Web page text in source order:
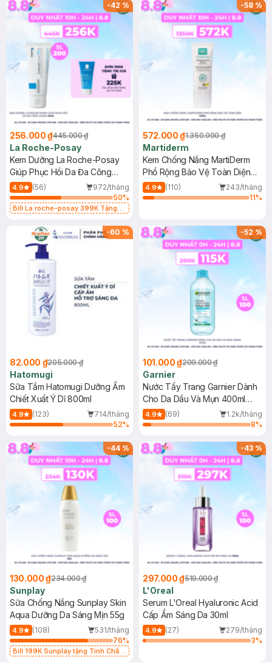
-42%
256.000 ₫445.000 ₫
La Roche-Posay
Kem Dưỡng La Roche-Posay
Giúp Phục Hồi Da Đa Công
Dụng 40ml
4.9 (56)
972/tháng
50%
Bill La roche-posay 399K Tặng
(SL có hạn)
-58%
572.000 ₫1.350.000 ₫
Martiderm
Kem Chống Nắng MartiDerm
Phổ Rộng Bảo Vệ Toàn Diện
40ml
4.9 (110)
243/tháng
11%
-60 %
82.000 ₫205.000 ₫
Hatomugi
Sữa Tắm Hatomugi Dưỡng Ẩm
Chiết Xuất Ý Dĩ 800ml
4.9 (123)
714/tháng
52%
-52%
101.000 ₫209.000 ₫
Garnier
Nước Tẩy Trang Garnier Dành
Cho Da Dầu Và Mụn 400ml
(Mới)
4.9 (69)
1.2k/tháng
8%
-44%
130.000 ₫234.000 ₫
Sunplay
Sữa Chống Nắng Sunplay Skin
Aqua Dưỡng Da Sáng Mịn 55g
4.9 (108)
531/tháng
76%
Bill 199K Sunplay tặng Tinh Chất
-43%
297.000 ₫519.000 ₫
L'Oreal
Serum L'Oreal Hyaluronic Acid
Cấp Ẩm Sáng Da 30ml
4.9 (27)
279/tháng
3%